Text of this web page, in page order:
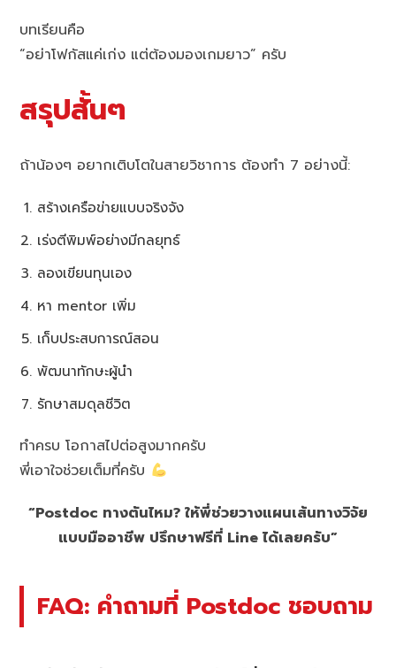
บทเรียนคือ
“อย่าโฟกัสแค่เก่ง แต่ต้องมองเกมยาว” ครับ
สรุปสั้นๆ
ถ้าน้องๆ อยากเติบโตในสายวิชาการ ต้องทำ 7 อย่างนี้:
สร้างเครือข่ายแบบจริงจัง
เร่งตีพิมพ์อย่างมีกลยุทธ์
ลองเขียนทุนเอง
หา mentor เพิ่ม
เก็บประสบการณ์สอน
พัฒนาทักษะผู้นำ
รักษาสมดุลชีวิต
ทำครบ โอกาสไปต่อสูงมากครับ
พี่เอาใจช่วยเต็มที่ครับ
“Postdoc ทางตันไหม? ให้พี่ช่วยวางแผนเส้นทางวิจัย
แบบมืออาชีพ ปรึกษาฟรีที่ Line ได้เลยครับ”
FAQ: คำถามที่ Postdoc ชอบถาม